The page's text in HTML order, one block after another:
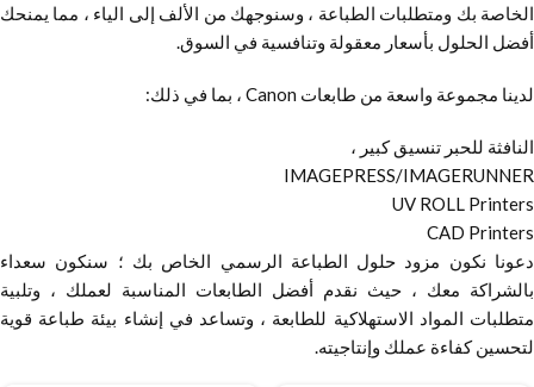
الخاصة بك ومتطلبات الطباعة ، وسنوجهك من الألف إلى الياء ، مما يمنحك
أفضل الحلول بأسعار معقولة وتنافسية في السوق.
لدينا مجموعة واسعة من طابعات Canon ، بما في ذلك:
النافثة للحبر تنسيق كبير ،
IMAGEPRESS/IMAGERUNNER
UV ROLL Printers
CAD Printers
دعونا نكون مزود حلول الطباعة الرسمي الخاص بك ؛ سنكون سعداء
بالشراكة معك ، حيث نقدم أفضل الطابعات المناسبة لعملك ، وتلبية
متطلبات المواد الاستهلاكية للطابعة ، وتساعد في إنشاء بيئة طباعة قوية
لتحسين كفاءة عملك وإنتاجيته.